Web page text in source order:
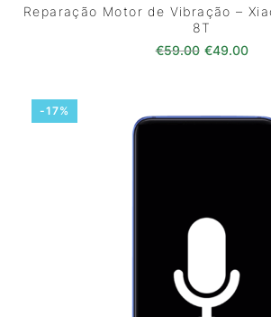
Reparação Motor de Vibração –
8T
€59.00 O preço
€49.00O
-17%